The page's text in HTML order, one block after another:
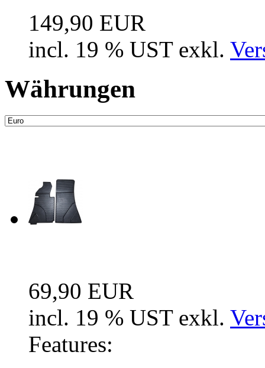
149,90 EUR
incl. 19 % UST exkl.
Währungen
69,90 EUR
incl. 19 % UST exkl.
Features: